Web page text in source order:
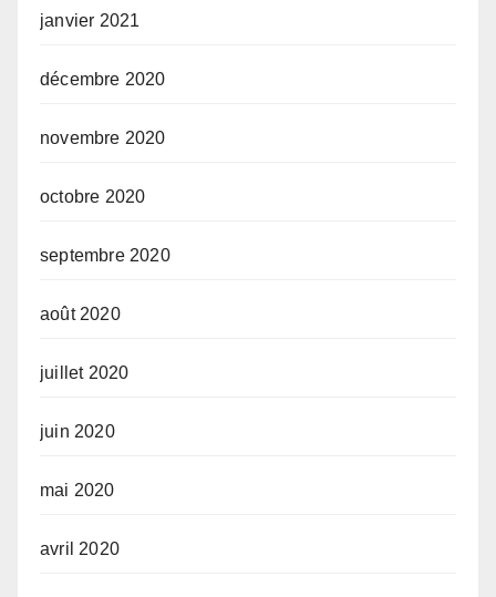
janvier 2021
décembre 2020
novembre 2020
octobre 2020
septembre 2020
août 2020
juillet 2020
juin 2020
mai 2020
avril 2020